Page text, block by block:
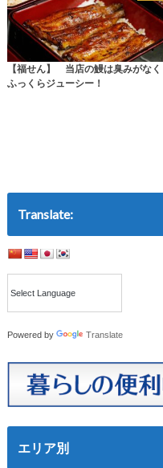
【福せん】 当店の鰻は臭みがなく
ふっくらジューシー！
Translate:
Powered by Translate
エリア別